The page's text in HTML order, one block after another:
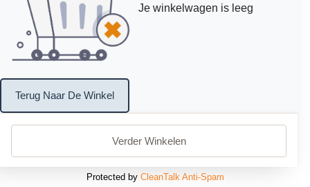
Je winkelwagen is leeg
Terug Naar De Winkel
Verder Winkelen
Protected by CleanTalk Anti-Spam